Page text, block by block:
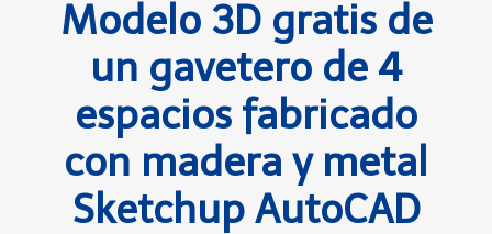
Modelo 3D gratis de
un gavetero de 4
espacios fabricado
con madera y metal
Sketchup AutoCAD